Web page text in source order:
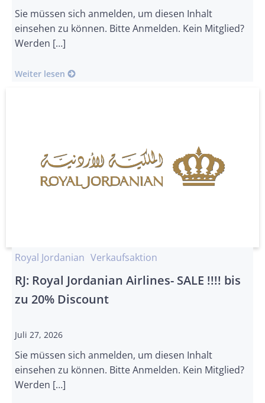
Sie müssen sich anmelden, um diesen Inhalt
einsehen zu können. Bitte Anmelden. Kein Mitglied?
Werden […]
Weiter lesen
Royal Jordanian Verkaufsaktion
RJ: Royal Jordanian Airlines- SALE !!!! bis
zu 20% Discount
Juli 27, 2026
Sie müssen sich anmelden, um diesen Inhalt
einsehen zu können. Bitte Anmelden. Kein Mitglied?
Werden […]